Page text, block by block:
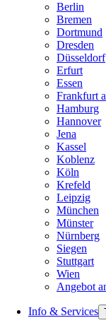
Berlin
Bremen
Dortmund
Dresden
Düsseldorf
Erfurt
Essen
Frankfurt
Hamburg
Hannover
Jena
Kassel
Koblenz
Köln
Krefeld
Leipzig
München
Münster
Nürnberg
Siegen
Stuttgart
Wien
Angebot
Info & Services